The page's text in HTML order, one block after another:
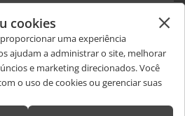
cookies
uma experiência
ajudam a administrar o site, melhorar
e marketing direcionados. Você
o uso de cookies ou gerenciar suas